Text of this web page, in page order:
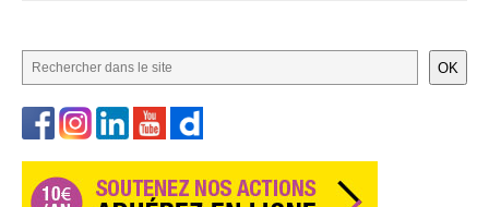
OK